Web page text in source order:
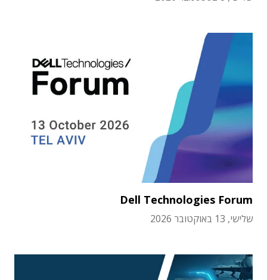
Dell Technologies Forum
שלישי, 13 באוקטובר 2026